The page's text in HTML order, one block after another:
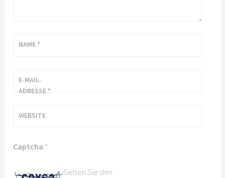
NAME *
E-MAIL-
ADRESSE *
WEBSITE
Captcha *
Geben Sie den